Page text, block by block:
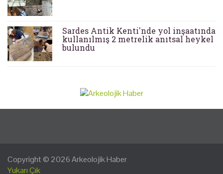
Sardes Antik Kenti'nde yol inşaatında
kullanılmış 2 metrelik anıtsal heykel
bulundu
Copyright © 2026Arkeolojik Haber
Yukarı Çık